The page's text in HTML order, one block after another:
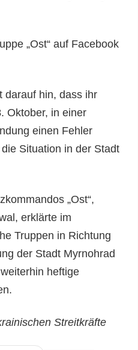
„Ost“ auf Facebook
darauf hin, dass ihr
Oktober, in einer
einen Fehler
Situation in der Stadt
„Ost“,
erklärte im
Truppen in Richtung
der Stadt Myrnohrad
heftige
Streitkräfte